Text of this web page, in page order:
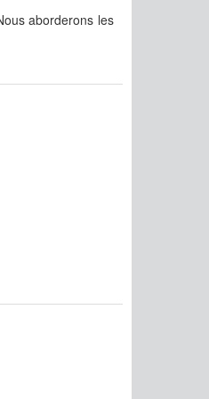
aborderons les